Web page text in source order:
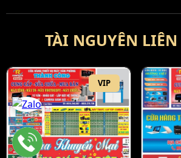
TÀI NGUYÊN
VIP